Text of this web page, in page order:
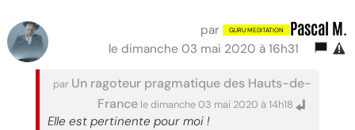
par Pascal M.
le dimanche 03 mai 2020 à 16h31
par Un ragoteur pragmatique des Hauts-de-
France le dimanche 03 mai 2020 à 14h18
Elle est pertinente pour moi !